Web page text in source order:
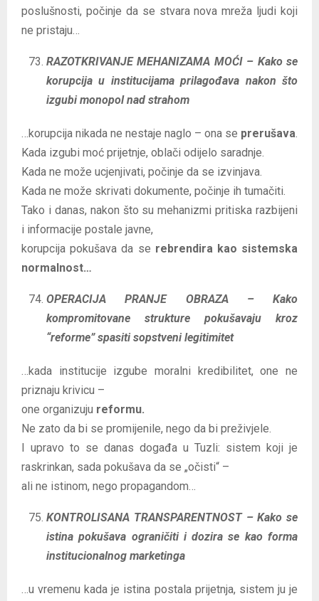
poslušnosti, počinje da se stvara nova mreža ljudi koji
ne pristaju…
RAZOTKRIVANJE MEHANIZAMA MOĆI – Kako se
korupcija u institucijama prilagođava nakon što
izgubi monopol nad strahom
…korupcija nikada ne nestaje naglo – ona se prerušava.
Kada izgubi moć prijetnje, oblači odijelo saradnje.
Kada ne može ucjenjivati, počinje da se izvinjava.
Kada ne može skrivati dokumente, počinje ih tumačiti.
Tako i danas, nakon što su mehanizmi pritiska razbijeni
i informacije postale javne,
korupcija pokušava da se rebrendira kao sistemska
normalnost…
OPERACIJA PRANJE OBRAZA – Kako
kompromitovane strukture pokušavaju kroz
“reforme” spasiti sopstveni legitimitet
…kada institucije izgube moralni kredibilitet, one ne
priznaju krivicu –
one organizuju reformu.
Ne zato da bi se promijenile, nego da bi preživjele.
I upravo to se danas događa u Tuzli: sistem koji je
raskrinkan, sada pokušava da se „očisti“ –
ali ne istinom, nego propagandom…
KONTROLISANA TRANSPARENTNOST – Kako se
istina pokušava ograničiti i dozira se kao forma
institucionalnog marketinga
…u vremenu kada je istina postala prijetnja, sistem ju je